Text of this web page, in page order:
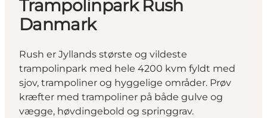
Trampolinpark Rush
Danmark
Rush er Jyllands største og vildeste
trampolinpark med hele 4200 kvm fyldt med
sjov, trampoliner og hyggelige områder. Prøv
kræfter med trampoliner på både gulve og
vægge, høvdingebold og springgrav.